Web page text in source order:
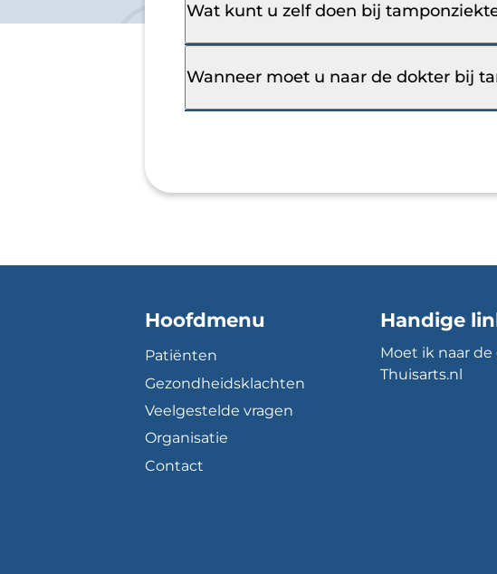
Wat kunt u zelf doen bij
Wanneer moet u naar de dokter bij
Hoofdmenu
Patiënten
Gezondheidsklachten
Veelgestelde vragen
Organisatie
Contact
Handige
Moet ik naar
Thuisarts.nl